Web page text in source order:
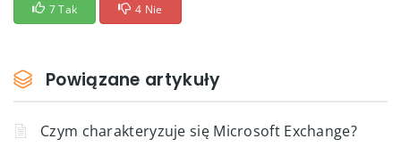
7 Tak 4 Nie
Powiązane artykuły
Czym charakteryzuje się Microsoft Exchange?